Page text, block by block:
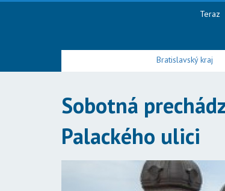
Teraz
Bratislavský kraj
Sobotná
Palackého ulici